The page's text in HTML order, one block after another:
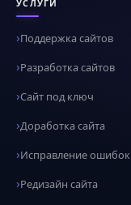
УСЛУГИ
Поддержка сайтов
Разработка сайтов
Сайт под ключ
Доработка сайта
Исправление ошибок
Редизайн сайта